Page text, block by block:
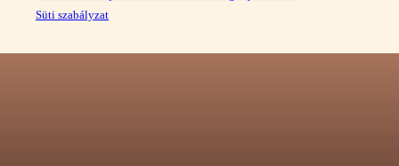
Süti szabályzat